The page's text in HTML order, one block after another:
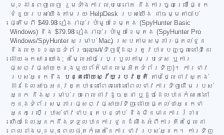
មុខងារពេញលេញ រួមទាំងការលុបមេរោគ និងការចូលប្រើផ្នែក
ជំនួយរបស់យើងតាមរយៈ HelpDesk របស់យើង ជាធម្មតាចាប់
ផ្តើមពី $49.98 រៀងរាល់ប្រាំមួយខែម្តង (SpyHunter Basic
Windows) និង $79.98 រៀងរាល់ប្រាំមួយខែម្តង (SpyHunter Pro
Windows/SpyHunter សម្រាប់ Mac) ស្របតាមសម្ភារៈផ្តល់ជូន
និងលក្ខខណ្ឌទំព័រចុះឈ្មោះ/ទិញ (ដែលត្រូវបានបញ្ចូលនៅទីនេះ
ដោយឯកសារយោង; តម្លៃអាចប្រែប្រួលតាមប្រទេស ឬការ
ផ្សព្វផ្សាយក្នុងមួយព័ត៌មានលម្អិតទំព័រទិញ)។ ការជាវ
របស់អ្នកនឹង
បន្តដោយស្វ័យប្រវត្តិ តាមថ្លៃជាវស្តង់
ដារដែលអាចអនុវត្តបាននៅពេលនោះ នៅពេលជាវការទិញដើមរបស់
អ្នក និងសម្រាប់រយៈពេលជាវដូចគ្នា ឬដូចដែលបានកំណត់នៅ
ក្នុងទំព័រសម្ភារៈផ្សព្វផ្សាយ/ទិញ ដោយផ្តល់ថាអ្នកជា
អ្នកប្រើប្រាស់ជាវជាបន្តបន្ទាប់ និងមិនមានការរំខាន
ហើយដែលអ្នកនឹងទទួលបានការជូនដំណឹងអំពីការគិតថ្លៃនា
ពេលខាងមុខមុនពេលផុតកំណត់នៃការជាវរបស់អ្នក។ ការទិញ